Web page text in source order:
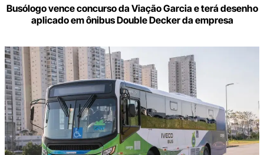
Busólogo vence concurso da Viação Garcia e terá desenho
aplicado em ônibus Double Decker da empresa